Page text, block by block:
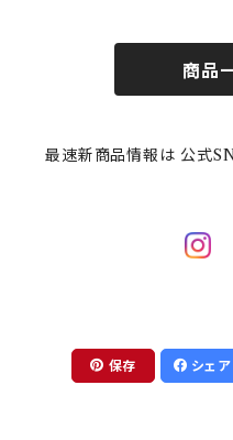
mofusand（モフサンド）
mofsand×日比谷花壇
ちびまる子ちゃんandクレヨン
HANAE MORI(ハナエモリ)
THE BEATLES(ザ・ビートル
【山加商店×yaeko】
隅切り重箱
HAPPY DINING(ハッピーダ
メイメイウェア
SoSo(ソソ）
商品
最速新商品情報は 公式
保存 シェア